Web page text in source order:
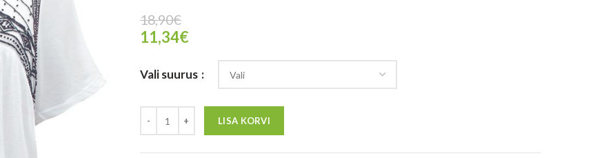
18,90€
11,34€
Vali suurus
LISA KORVI